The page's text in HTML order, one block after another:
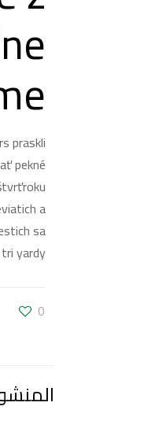
praskli
pekné
a
sa
yardy.
0